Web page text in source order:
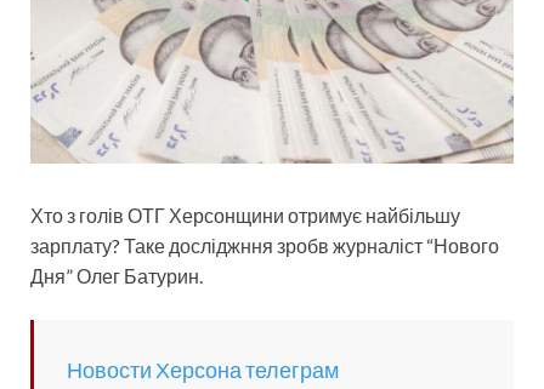
Хто з голів ОТГ Херсонщини отримує найбільшу
зарплату? Таке досліджння зробв журналіст “Нового
Дня” Олег Батурин.
Новости Херсона телеграм